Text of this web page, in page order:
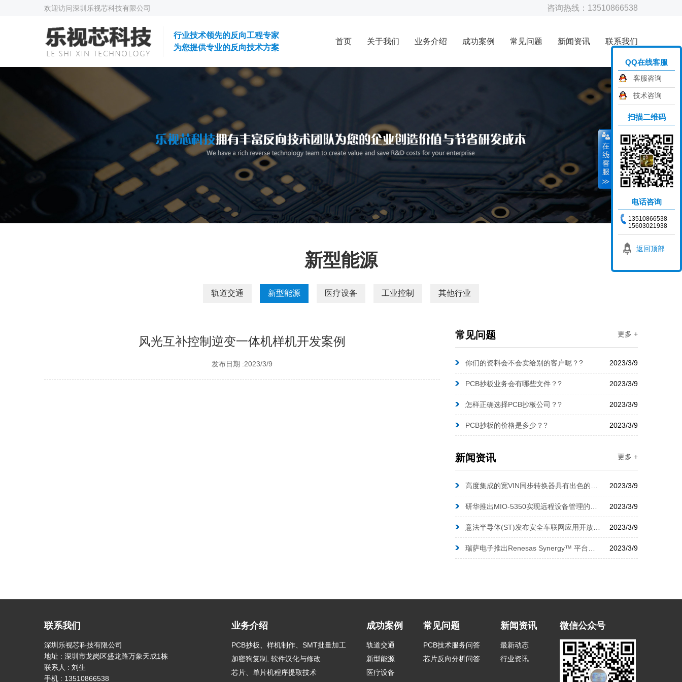
欢迎访问深圳乐视芯科技有限公司 咨询热线：13510866538
行业技术领先的反向工程专家
为您提供专业的反向技术方案
首页 关于我们 业务介绍 成功案例 常见问题 新闻资讯 联系我们
新型能源
轨道交通 新型能源 医疗设备 工业控制 其他行业
风光互补控制逆变一体机样机开发案例
发布日期 :2023/3/9
常见问题 更多 +
2023/3/9
你们的资料会不会卖给别的客户呢？?
2023/3/9
PCB抄板业务会有哪些文件？?
2023/3/9
怎样正确选择PCB抄板公司？?
2023/3/9
PCB抄板的价格是多少？?
新闻资讯 更多 +
2023/3/9
2023/3/9
2023/3/9
2023/3/9
微信公众号
联系我们
深圳乐视芯科技有限公司
地址 : 深圳市龙岗区盛龙路万象天成1栋
联系人 : 刘生
手机 : 13510866538
业务介绍
PCB抄板、样机制作、SMT批量加工
加密狗复制, 软件汉化与修改
芯片、单片机程序提取技术
成功案例
轨道交通
新型能源
医疗设备
常见问题
PCB技术服务问答
芯片反向分析问答
新闻资讯
最新动态
行业资讯
QQ在线客服
客服咨询
技术咨询
扫描二维码
电话咨询
13510866538
15603021938
返回顶部